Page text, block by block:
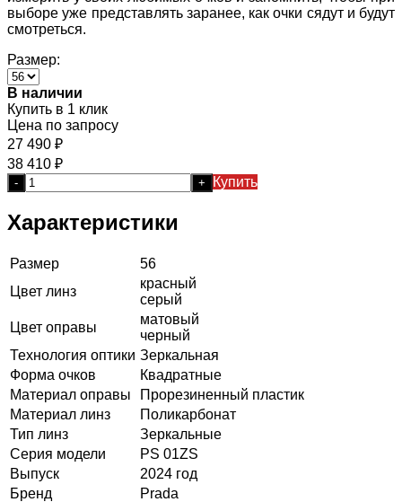
выборе уже представлять заранее, как очки сядут и будут
смотреться.
Размер:
В наличии
Купить в 1 клик
Цена по запросу
27 490 ₽
38 410 ₽
- + Купить
Характеристики
Размер
56
Цвет линз
красный
серый
Цвет оправы
матовый
черный
Технология оптики Зеркальная
Форма очков
Квадратные
Материал оправы
Прорезиненный пластик
Материал линз
Поликарбонат
Тип линз
Зеркальные
Серия модели
PS 01ZS
Выпуск
2024 год
Бренд
Prada